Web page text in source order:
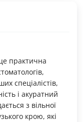
практична
спеціалістів,
і акуратний
з вільної
крою, які